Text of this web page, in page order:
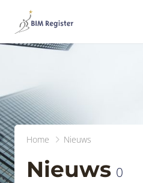
Home Nieuws
Nieuws 0